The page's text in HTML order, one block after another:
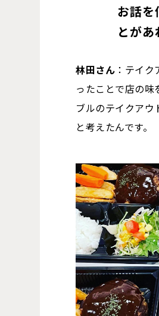
お話を
とがあ
林田さん ：テイ
ったことで店の味
ブルのテイクアウ
と考えたんです。